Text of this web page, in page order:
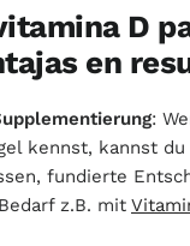
D
en
:
kennst, kannst du
fundierte
z.B. mit